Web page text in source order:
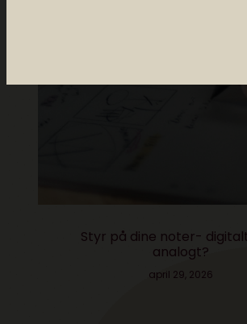
Styr på dine noter-
analogt?
april 29, 2026